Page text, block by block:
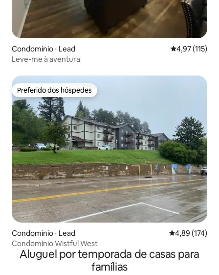
Condomínio ⋅ Lead 4,97 de uma
4,97 (115)
Leve-me à aventura
Preferido dos hóspedes
Preferido dos hóspedes
Condomínio ⋅ Lead 4,89 de uma
4,89 (174)
Condomínio Wistful West
Aluguel por temporada de casas para
famílias